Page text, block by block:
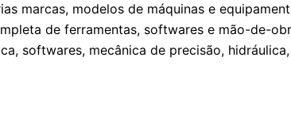
marcas, modelos de máquinas e
de ferramentas, softwares e mão-de-
softwares, mecânica de precisão,